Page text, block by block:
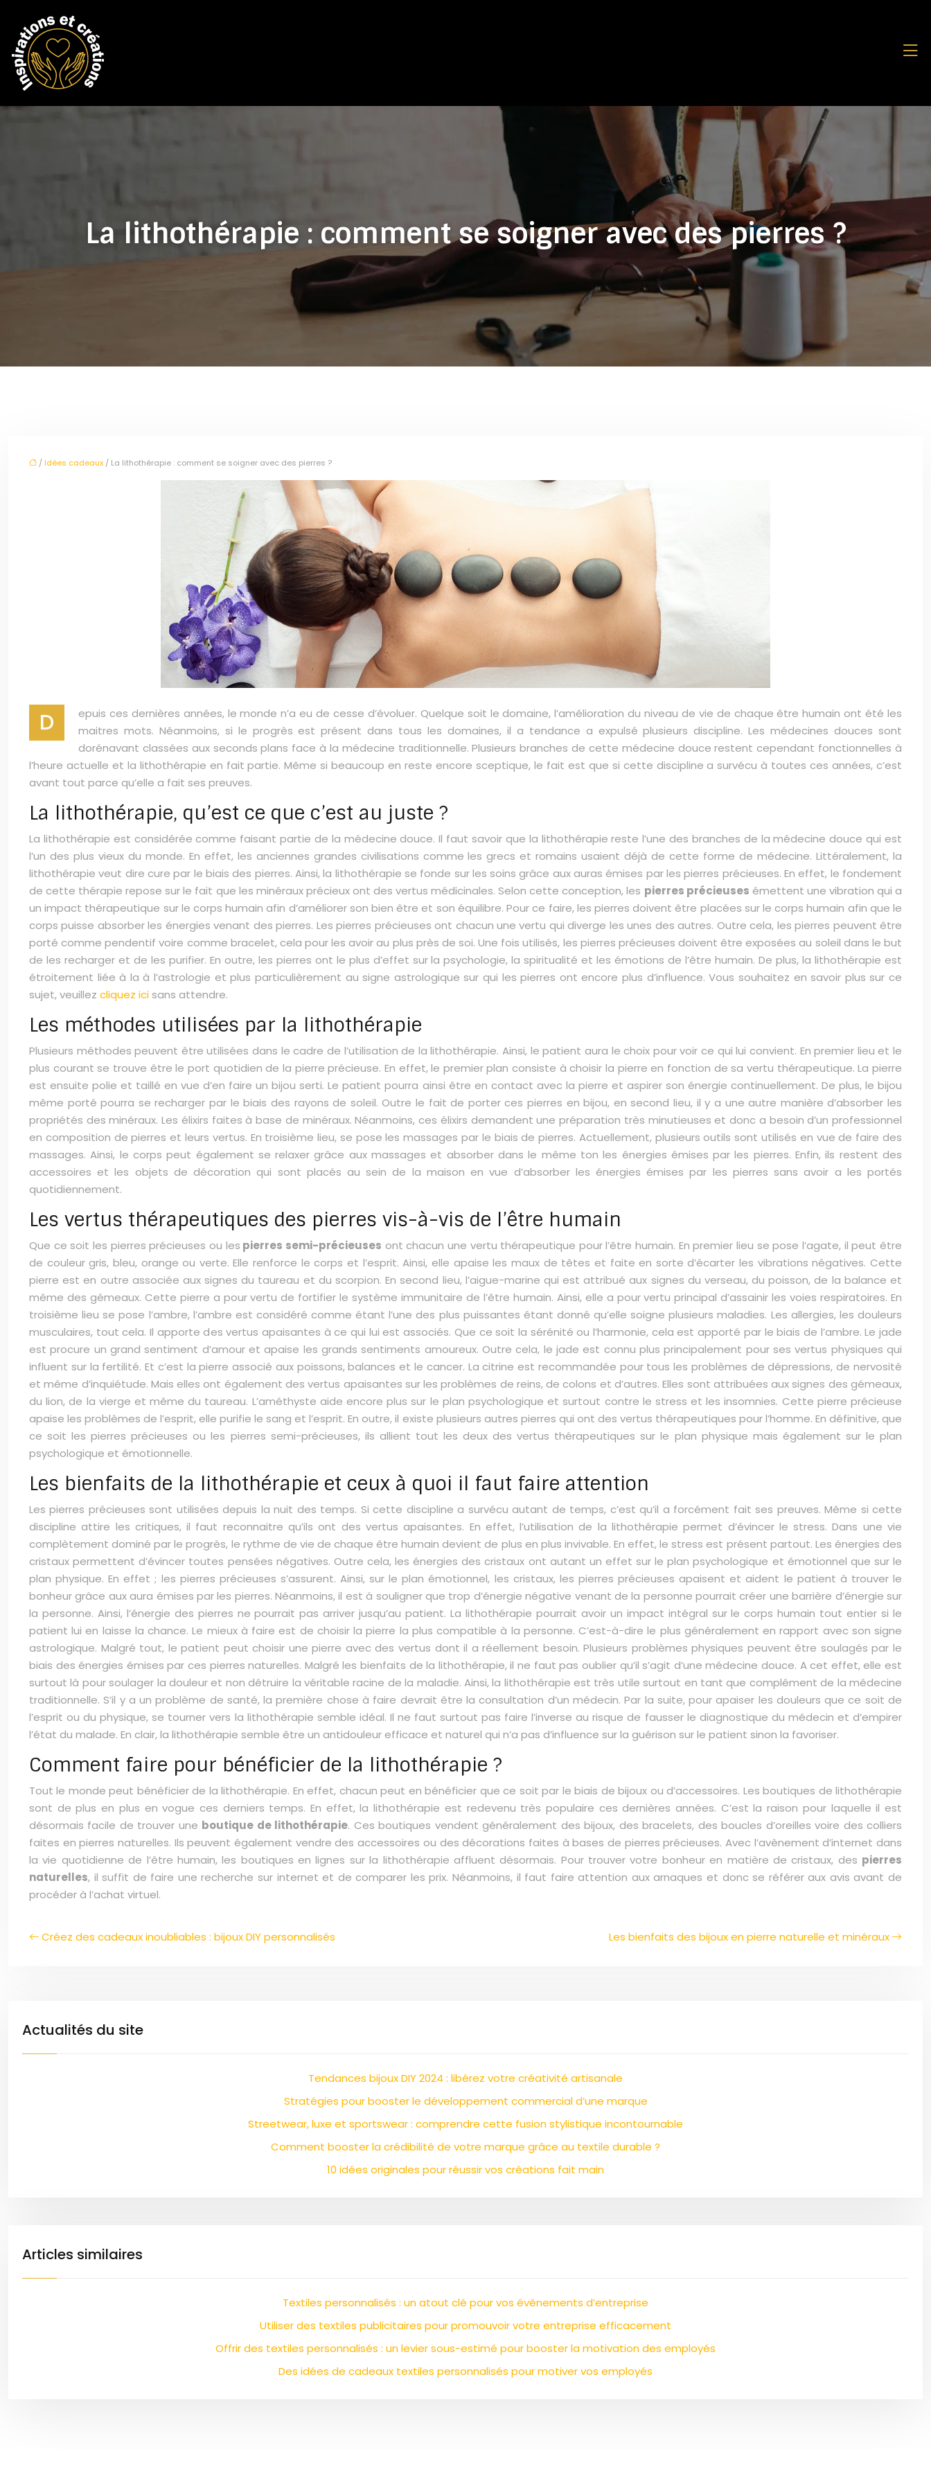
La lithothérapie : comment se soigner avec des pierres ?
/Idées cadeaux / La lithothérapie : comment se soigner avec des pierres ?
D
epuis ces dernières années, le monde n’a eu de cesse d’évoluer. Quelque soit le domaine, l’amélioration du niveau de vie de chaque être humain ont été les
maitres mots. Néanmoins, si le progrès est présent dans tous les domaines, il a tendance a expulsé plusieurs discipline. Les médecines douces sont
dorénavant classées aux seconds plans face à la médecine traditionnelle. Plusieurs branches de cette médecine douce restent cependant fonctionnelles à
l’heure actuelle et la lithothérapie en fait partie. Même si beaucoup en reste encore sceptique, le fait est que si cette discipline a survécu à toutes ces années, c’est
avant tout parce qu’elle a fait ses preuves.
La lithothérapie, qu’est ce que c’est au juste ?
La lithothérapie est considérée comme faisant partie de la médecine douce. Il faut savoir que la lithothérapie reste l’une des branches de la médecine douce qui est
l’un des plus vieux du monde. En effet, les anciennes grandes civilisations comme les grecs et romains usaient déjà de cette forme de médecine. Littéralement, la
lithothérapie veut dire cure par le biais des pierres. Ainsi, la lithothérapie se fonde sur les soins grâce aux auras émises par les pierres précieuses. En effet, le fondement
de cette thérapie repose sur le fait que les minéraux précieux ont des vertus médicinales. Selon cette conception, les pierres précieuses émettent une vibration qui a
un impact thérapeutique sur le corps humain afin d’améliorer son bien être et son équilibre. Pour ce faire, les pierres doivent être placées sur le corps humain afin que le
corps puisse absorber les énergies venant des pierres. Les pierres précieuses ont chacun une vertu qui diverge les unes des autres. Outre cela, les pierres peuvent être
porté comme pendentif voire comme bracelet, cela pour les avoir au plus près de soi. Une fois utilisés, les pierres précieuses doivent être exposées au soleil dans le but
de les recharger et de les purifier. En outre, les pierres ont le plus d’effet sur la psychologie, la spiritualité et les émotions de l’être humain. De plus, la lithothérapie est
étroitement liée à la à l’astrologie et plus particulièrement au signe astrologique sur qui les pierres ont encore plus d’influence. Vous souhaitez en savoir plus sur ce
sujet, veuillez cliquez ici sans attendre.
Les méthodes utilisées par la lithothérapie
Plusieurs méthodes peuvent être utilisées dans le cadre de l’utilisation de la lithothérapie. Ainsi, le patient aura le choix pour voir ce qui lui convient. En premier lieu et le
plus courant se trouve être le port quotidien de la pierre précieuse. En effet, le premier plan consiste à choisir la pierre en fonction de sa vertu thérapeutique. La pierre
est ensuite polie et taillé en vue d’en faire un bijou serti. Le patient pourra ainsi être en contact avec la pierre et aspirer son énergie continuellement. De plus, le bijou
même porté pourra se recharger par le biais des rayons de soleil. Outre le fait de porter ces pierres en bijou, en second lieu, il y a une autre manière d’absorber les
propriétés des minéraux. Les élixirs faites à base de minéraux. Néanmoins, ces élixirs demandent une préparation très minutieuses et donc a besoin d’un professionnel
en composition de pierres et leurs vertus. En troisième lieu, se pose les massages par le biais de pierres. Actuellement, plusieurs outils sont utilisés en vue de faire des
massages. Ainsi, le corps peut également se relaxer grâce aux massages et absorber dans le même ton les énergies émises par les pierres. Enfin, ils restent des
accessoires et les objets de décoration qui sont placés au sein de la maison en vue d’absorber les énergies émises par les pierres sans avoir a les portés
quotidiennement.
Les vertus thérapeutiques des pierres vis-à-vis de l’être humain
Que ce soit les pierres précieuses ou les pierres semi-précieuses ont chacun une vertu thérapeutique pour l’être humain. En premier lieu se pose l’agate, il peut être
de couleur gris, bleu, orange ou verte. Elle renforce le corps et l’esprit. Ainsi, elle apaise les maux de têtes et faite en sorte d’écarter les vibrations négatives. Cette
pierre est en outre associée aux signes du taureau et du scorpion. En second lieu, l’aigue-marine qui est attribué aux signes du verseau, du poisson, de la balance et
même des gémeaux. Cette pierre a pour vertu de fortifier le système immunitaire de l’être humain. Ainsi, elle a pour vertu principal d’assainir les voies respiratoires. En
troisième lieu se pose l’ambre, l’ambre est considéré comme étant l’une des plus puissantes étant donné qu’elle soigne plusieurs maladies. Les allergies, les douleurs
musculaires, tout cela. Il apporte des vertus apaisantes à ce qui lui est associés. Que ce soit la sérénité ou l’harmonie, cela est apporté par le biais de l’ambre. Le jade
est procure un grand sentiment d’amour et apaise les grands sentiments amoureux. Outre cela, le jade est connu plus principalement pour ses vertus physiques qui
influent sur la fertilité. Et c’est la pierre associé aux poissons, balances et le cancer. La citrine est recommandée pour tous les problèmes de dépressions, de nervosité
et même d’inquiétude. Mais elles ont également des vertus apaisantes sur les problèmes de reins, de colons et d’autres. Elles sont attribuées aux signes des gémeaux,
du lion, de la vierge et même du taureau. L’améthyste aide encore plus sur le plan psychologique et surtout contre le stress et les insomnies. Cette pierre précieuse
apaise les problèmes de l’esprit, elle purifie le sang et l’esprit. En outre, il existe plusieurs autres pierres qui ont des vertus thérapeutiques pour l’homme. En définitive, que
ce soit les pierres précieuses ou les pierres semi-précieuses, ils allient tout les deux des vertus thérapeutiques sur le plan physique mais également sur le plan
psychologique et émotionnelle.
Les bienfaits de la lithothérapie et ceux à quoi il faut faire attention
Les pierres précieuses sont utilisées depuis la nuit des temps. Si cette discipline a survécu autant de temps, c’est qu’il a forcément fait ses preuves. Même si cette
discipline attire les critiques, il faut reconnaitre qu’ils ont des vertus apaisantes. En effet, l’utilisation de la lithothérapie permet d’évincer le stress. Dans une vie
complètement dominé par le progrès, le rythme de vie de chaque être humain devient de plus en plus invivable. En effet, le stress est présent partout. Les énergies des
cristaux permettent d’évincer toutes pensées négatives. Outre cela, les énergies des cristaux ont autant un effet sur le plan psychologique et émotionnel que sur le
plan physique. En effet ; les pierres précieuses s’assurent. Ainsi, sur le plan émotionnel, les cristaux, les pierres précieuses apaisent et aident le patient à trouver le
bonheur grâce aux aura émises par les pierres. Néanmoins, il est à souligner que trop d’énergie négative venant de la personne pourrait créer une barrière d’énergie sur
la personne. Ainsi, l’énergie des pierres ne pourrait pas arriver jusqu’au patient. La lithothérapie pourrait avoir un impact intégral sur le corps humain tout entier si le
patient lui en laisse la chance. Le mieux à faire est de choisir la pierre la plus compatible à la personne. C’est-à-dire le plus généralement en rapport avec son signe
astrologique. Malgré tout, le patient peut choisir une pierre avec des vertus dont il a réellement besoin. Plusieurs problèmes physiques peuvent être soulagés par le
biais des énergies émises par ces pierres naturelles. Malgré les bienfaits de la lithothérapie, il ne faut pas oublier qu’il s’agit d’une médecine douce. A cet effet, elle est
surtout là pour soulager la douleur et non détruire la véritable racine de la maladie. Ainsi, la lithothérapie est très utile surtout en tant que complément de la médecine
traditionnelle. S’il y a un problème de santé, la première chose à faire devrait être la consultation d’un médecin. Par la suite, pour apaiser les douleurs que ce soit de
l’esprit ou du physique, se tourner vers la lithothérapie semble idéal. Il ne faut surtout pas faire l’inverse au risque de fausser le diagnostique du médecin et d’empirer
l’état du malade. En clair, la lithothérapie semble être un antidouleur efficace et naturel qui n’a pas d’influence sur la guérison sur le patient sinon la favoriser.
Comment faire pour bénéficier de la lithothérapie ?
Tout le monde peut bénéficier de la lithothérapie. En effet, chacun peut en bénéficier que ce soit par le biais de bijoux ou d’accessoires. Les boutiques de lithothérapie
sont de plus en plus en vogue ces derniers temps. En effet, la lithothérapie est redevenu très populaire ces dernières années. C’est la raison pour laquelle il est
désormais facile de trouver une boutique de lithothérapie. Ces boutiques vendent généralement des bijoux, des bracelets, des boucles d’oreilles voire des colliers
faites en pierres naturelles. Ils peuvent également vendre des accessoires ou des décorations faites à bases de pierres précieuses. Avec l’avènement d’internet dans
la vie quotidienne de l’être humain, les boutiques en lignes sur la lithothérapie affluent désormais. Pour trouver votre bonheur en matière de cristaux, des pierres
naturelles, il suffit de faire une recherche sur internet et de comparer les prix. Néanmoins, il faut faire attention aux arnaques et donc se référer aux avis avant de
procéder à l’achat virtuel.
Créez des cadeaux inoubliables : bijoux DIY personnalisés Les bienfaits des bijoux en pierre naturelle et minéraux
Actualités du site
Tendances bijoux DIY 2024 : libérez votre créativité artisanale
Stratégies pour booster le développement commercial d’une marque
Streetwear, luxe et sportswear : comprendre cette fusion stylistique incontournable
Comment booster la crédibilité de votre marque grâce au textile durable ?
10 idées originales pour réussir vos créations fait main
Articles similaires
Textiles personnalisés : un atout clé pour vos événements d’entreprise
Utiliser des textiles publicitaires pour promouvoir votre entreprise efficacement
Offrir des textiles personnalisés : un levier sous-estimé pour booster la motivation des employés
Des idées de cadeaux textiles personnalisés pour motiver vos employés